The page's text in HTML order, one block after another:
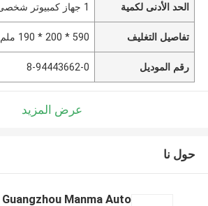
الحد الأدنى لكمية 1 جهاز كمبيوتر شخصى
تفاصيل التغليف 590 * 200 * 190 ملم
رقم الموديل 8-94443662-0
عرض المزيد
حول نا
Guangzhou Manma Auto